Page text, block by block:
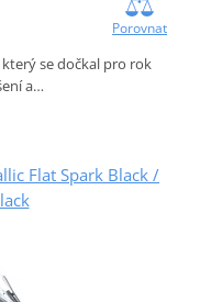
Porovnat
se dočkal pro rok
a…
Flat Spark Black /